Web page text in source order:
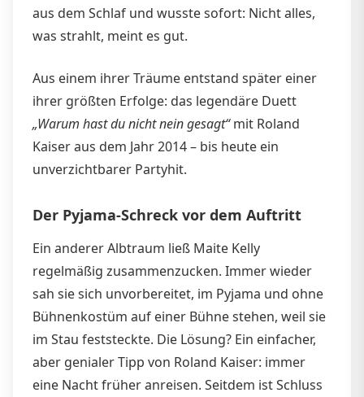
aus dem Schlaf und wusste sofort: Nicht alles,
was strahlt, meint es gut.
Aus einem ihrer Träume entstand später einer
ihrer größten Erfolge: das legendäre Duett
„Warum hast du nicht nein gesagt“mit Roland
Kaiser aus dem Jahr 2014 – bis heute ein
unverzichtbarer Partyhit.
Der Pyjama-Schreck vor dem Auftritt
Ein anderer Albtraum ließ Maite Kelly
regelmäßig zusammenzucken. Immer wieder
sah sie sich unvorbereitet, im Pyjama und ohne
Bühnenkostüm auf einer Bühne stehen, weil sie
im Stau feststeckte. Die Lösung? Ein einfacher,
aber genialer Tipp von Roland Kaiser: immer
eine Nacht früher anreisen. Seitdem ist Schluss